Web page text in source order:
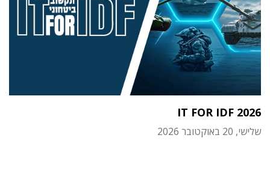
IT FOR IDF 2026
שלישי, 20 באוקטובר 2026